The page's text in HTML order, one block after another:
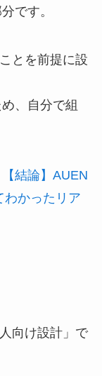
です。
とを前提に設
、自分で組
【結論】AUEN
わかったリア
向け設計」で